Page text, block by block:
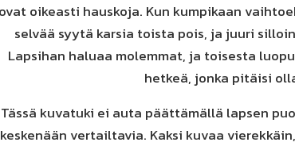
ovat oikeasti hauskoja. Kun kumpikaan
selvää syytä karsia toista pois, ja juuri
Lapsihan haluaa molemmat, ja toisesta
hetkeä, jonka pitäisi
Tässä kuvatuki ei auta päättämällä lapsen
keskenään vertailtavia. Kaksi kuvaa